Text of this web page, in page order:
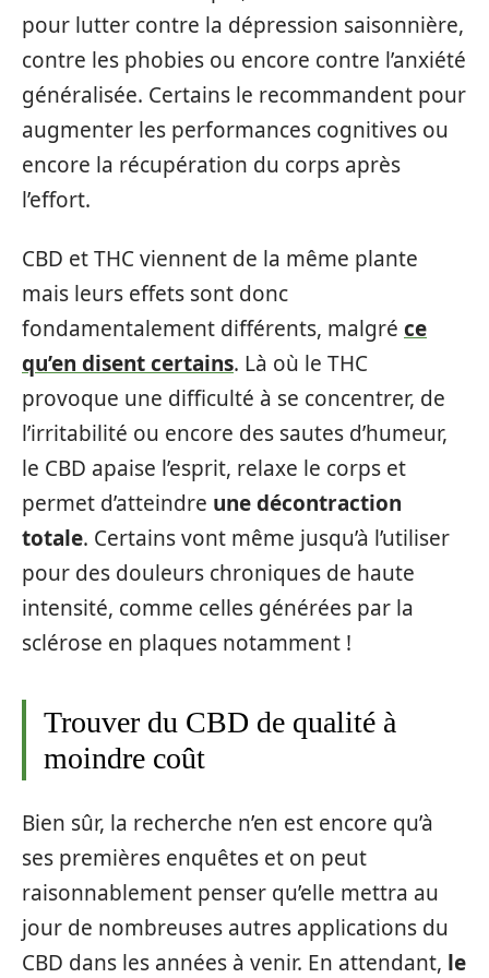
pour lutter contre la dépression saisonnière,
contre les phobies ou encore contre l’anxiété
généralisée. Certains le recommandent pour
augmenter les performances cognitives ou
encore la récupération du corps après
l’effort.
CBD et THC viennent de la même plante
mais leurs effets sont donc
fondamentalement différents, malgré ce
qu’en disent certains. Là où le THC
provoque une difficulté à se concentrer, de
l’irritabilité ou encore des sautes d’humeur,
le CBD apaise l’esprit, relaxe le corps et
permet d’atteindre une décontraction
totale. Certains vont même jusqu’à l’utiliser
pour des douleurs chroniques de haute
intensité, comme celles générées par la
sclérose en plaques notamment !
Trouver du CBD de qualité à
moindre coût
Bien sûr, la recherche n’en est encore qu’à
ses premières enquêtes et on peut
raisonnablement penser qu’elle mettra au
jour de nombreuses autres applications du
CBD dans les années à venir. En attendant, le